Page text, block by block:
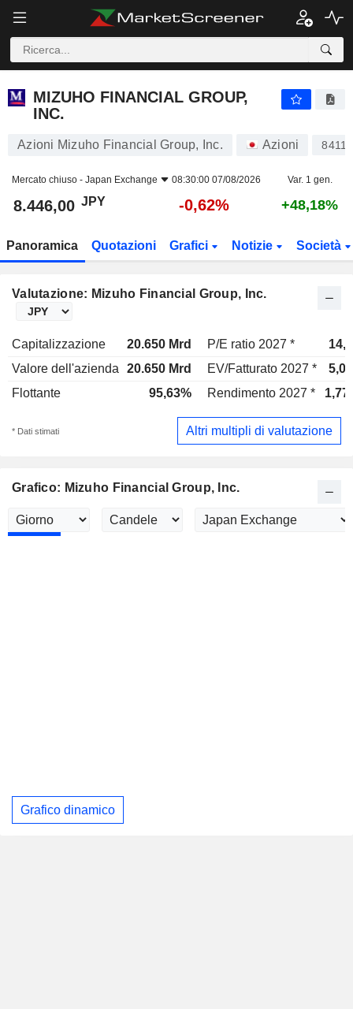
MIZUHO FINANCIAL GROUP,
INC.
Azioni Mizuho Financial Group, Inc. Azioni 8411
Mercato chiuso - Japan Exchange 08:30:00 07/08/2026 Var. 1 gen.
8.446,00 JPY -0,62% +48,18%
Panoramica Quotazioni Grafici Notizie Società
Valutazione: Mizuho Financial Group, Inc.
Capitalizzazione 20.650 Mrd P/E ratio 2027 *
Valore dell'azienda
20.650 Mrd EV/Fatturato 2027 *
Flottante
95,63% Rendimento 2027 *
* Dati stimati Altri multipli di valutazione
Grafico: Mizuho Financial Group, Inc.
Grafico dinamico